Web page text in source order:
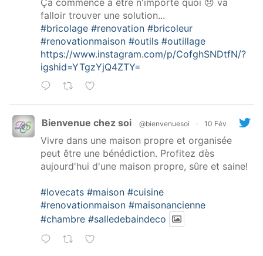
Ça commence à être n'importe quoi 😞 va
falloir trouver une solution...
#bricolage #renovation #bricoleur
#renovationmaison #outils #outillage
https://www.instagram.com/p/CofghSNDtfN/?
igshid=YTgzYjQ4ZTY=
Bienvenue chez soi @bienvenuesoi · 10 Fév
Vivre dans une maison propre et organisée
peut être une bénédiction. Profitez dès
aujourd'hui d'une maison propre, sûre et saine!
#lovecats #maison #cuisine
#renovationmaison #maisonancienne
#chambre #salledebaindeco